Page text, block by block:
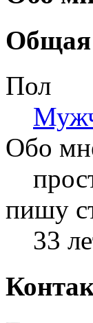
Общая
Пол
Обо
пишу
33